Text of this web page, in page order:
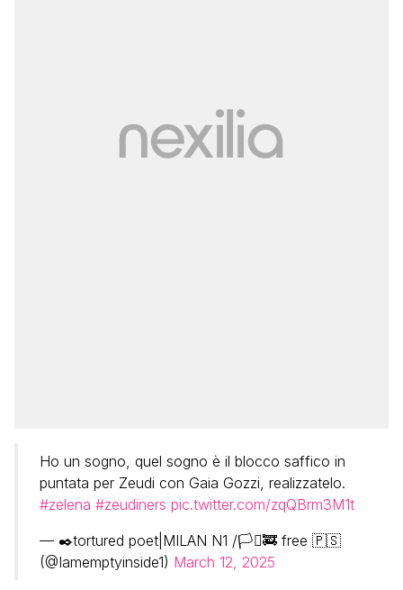
Ho un sogno, quel sogno è il blocco saffico in
puntata per Zeudi con Gaia Gozzi, realizzatelo.
#zelena #zeudiners pic.twitter.com/zqQBrm3M1t
— ✒️tortured poet|MILAN N1 /🏳️‍⚧️🚒 free 🇵🇸
(@Iamemptyinside1) March 12, 2025